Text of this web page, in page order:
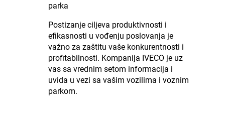
parka
Postizanje ciljeva produktivnosti i
efikasnosti u vođenju poslovanja je
važno za zaštitu vaše konkurentnosti i
profitabilnosti. Kompanija IVECO je uz
vas sa vrednim setom informacija i
uvida u vezi sa vašim vozilima i voznim
parkom.